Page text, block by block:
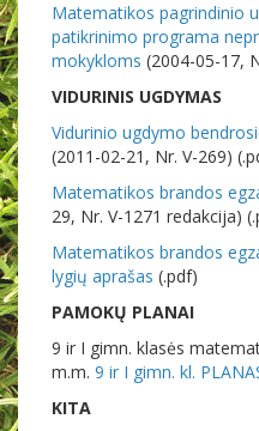
Matematikos pagrindinio
patikrinimo programa
mokykloms (2004-05-17,
VIDURINIS UGDYMAS
Vidurinio ugdymo
(2011-02-21, Nr. V-269)
Matematikos brandos
29, Nr. V-1271 redakcija)
Matematikos brandos
lygių aprašas (.pdf)
PAMOKŲ PLANAI
9 ir I gimn. klasės
m.m. 9 ir I gimn. kl.
KITA